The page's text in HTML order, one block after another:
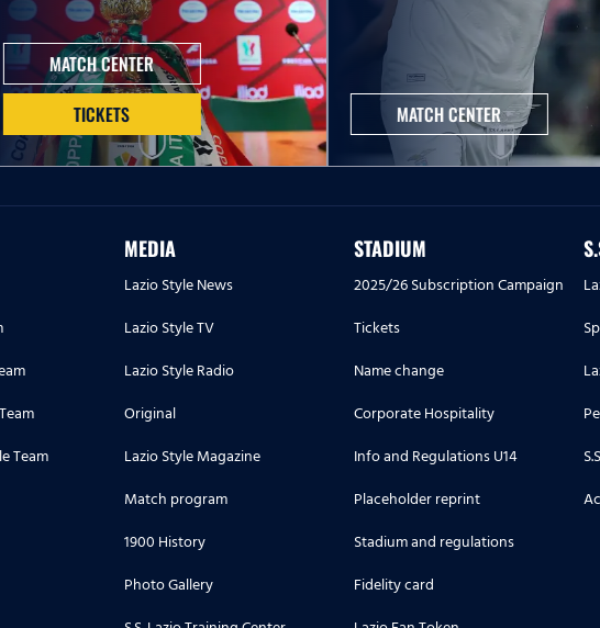
MATCH CENTER
TICKETS
MATCH CENTER
Team
MEDIA
Lazio Style News
Lazio Style TV
Lazio Style Radio
Original
Lazio Style Magazine
Match program
1900 History
Photo Gallery
STADIUM
2025/26 Subscription Campaign
Tickets
Name change
Corporate Hospitality
Info and Regulations U14
Placeholder reprint
Stadium and regulations
Fidelity card